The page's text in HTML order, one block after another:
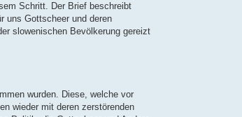
Schritt. Der Brief beschreibt
uns Gottscheer und deren
slowenischen Bevölkerung gereizt
wurden. Diese, welche vor
wieder mit deren zerstörenden